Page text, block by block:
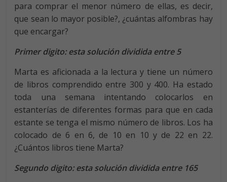
para comprar el menor número de ellas, es decir,
que sean lo mayor posible?, ¿cuántas alfombras hay
que encargar?
Primer digito: esta solución dividida entre 5
Marta es aficionada a la lectura y tiene un número
de libros comprendido entre 300 y 400. Ha estado
toda una semana intentando colocarlos en
estanterías de diferentes formas para que en cada
estante se tenga el mismo número de libros. Los ha
colocado de 6 en 6, de 10 en 10 y de 22 en 22.
¿Cuántos libros tiene Marta?
Segundo digito: esta solución dividida entre 165